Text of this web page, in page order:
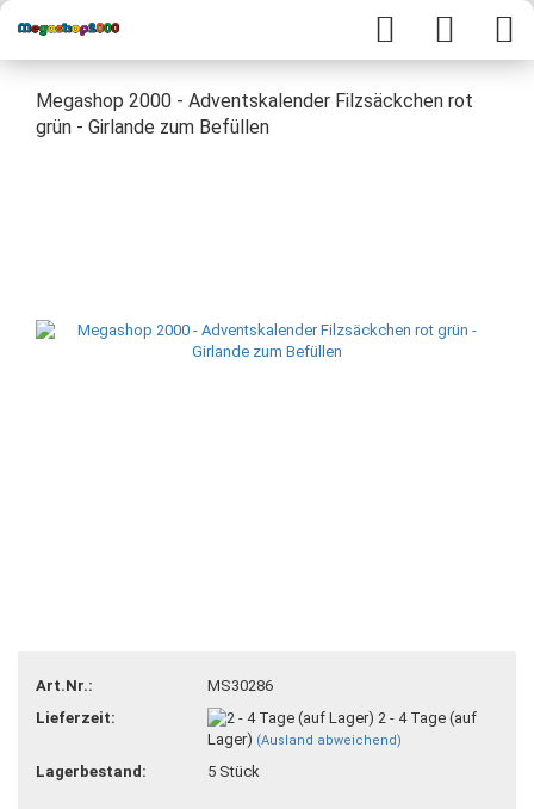
Megashop 2000 - Adventskalender Filzsäckchen rot
grün - Girlande zum Befüllen
Art.Nr.:
MS30286
Lieferzeit:
2 - 4 Tage (auf
Lager) (Ausland abweichend)
Lagerbestand: 5 Stück